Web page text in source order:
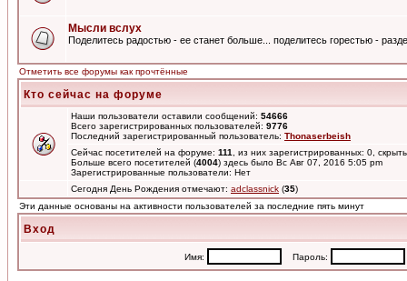
Мысли вслух
Поделитесь радостью - ее станет больше... поделитесь горестью -
Отметить все форумы как прочтённые
Кто сейчас на форуме
Наши пользователи оставили сообщений: 54666
Всего зарегистрированных пользователей: 9776
Последний зарегистрированный пользователь: Thonaserbeish
Сейчас посетителей на форуме: 111
, из них зарегистрированных: 0,
Больше всего посетителей (4004) здесь было Вс Авг 07, 2016 5:05 pm
Зарегистрированные пользователи: Нет
Сегодня День Рождения отмечают: adclassnick (35)
Эти данные основаны на активности пользователей за последние пять минут
Вход
Имя: Пароль: